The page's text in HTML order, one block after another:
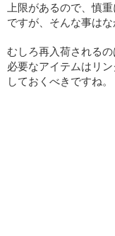
上限があるので、慎
ですが、そんな事はな
むしろ再入荷されるの
必要なアイテムはリ
しておくべきですね。